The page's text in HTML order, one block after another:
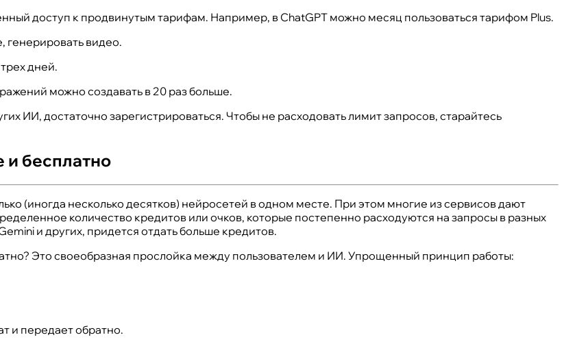
доступ к продвинутым тарифам. Например, в ChatGPT можно месяц пользоваться тарифом Plus.
генерировать видео.
дней.
можно создавать в 20 раз больше.
ИИ, достаточно зарегистрироваться. Чтобы не расходовать лимит запросов, старайтесь
и бесплатно
(иногда несколько десятков) нейросетей в одном месте. При этом многие из сервисов дают
количество кредитов или очков, которые постепенно расходуются на запросы в разных
и других, придется отдать больше кредитов.
Это своеобразная прослойка между пользователем и ИИ. Упрощенный принцип работы:
и передает обратно.